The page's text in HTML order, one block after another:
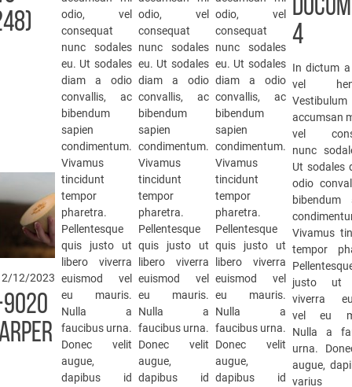
12/2023
odio, vel
consequat
nunc sodales
eu. Ut sodales
diam a odio
convallis, ac
bibendum
sapien
condimentum.
Vivamus
tincidunt
tempor
pharetra.
Pellentesque
quis justo ut
libero viverra
euismod vel
eu mauris.
Nulla a
faucibus urna.
Donec velit
augue,
dapibus id
odio, vel
consequat
nunc sodales
eu. Ut sodales
diam a odio
convallis, ac
bibendum
sapien
condimentum.
Vivamus
tincidunt
tempor
pharetra.
Pellentesque
quis justo ut
libero viverra
euismod vel
eu mauris.
Nulla a
faucibus urna.
Donec velit
augue,
dapibus id
odio, vel
consequat
nunc sodales
eu. Ut sodales
diam a odio
convallis, ac
bibendum
sapien
condimentum.
Vivamus
tincidunt
tempor
pharetra.
Pellentesque
quis justo ut
libero viverra
euismod vel
eu mauris.
Nulla a
faucibus urna.
Donec velit
augue,
dapibus id
4
In dictum
vel
Vestibulum
accumsan
vel
nunc
Ut sodales
odio
bibendum
Vivamus
tempor
justo ut
viverra
vel eu
Nulla a
urna.
augue,
varius